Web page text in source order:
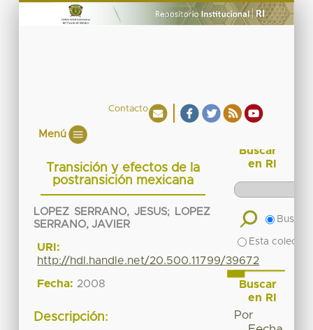
Contacto
Menú
Transición y efectos de la
postransición mexicana
LOPEZ SERRANO, JESUS;
LOPEZ
SERRANO, JAVIER
URI:
http://hdl.handle.net/20.500.11799/39672
Fecha: 2008
Descripción:
Buscar
en RI
Buscar
Esta
Buscar
en RI
Por